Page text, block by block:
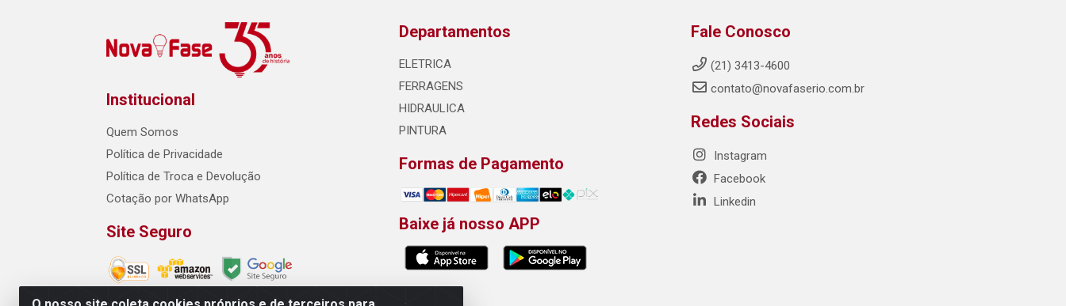
Institucional
Quem Somos
Política de Privacidade
Política de Troca e Devolução
Cotação por WhatsApp
Site Seguro
Departamentos
ELETRICA
FERRAGENS
HIDRAULICA
PINTURA
Formas de Pagamento
Baixe já nosso APP
Fale Conosco
(21) 3413-4600
contato@novafaserio.com.br
Redes Sociais
Instagram
Facebook
Linkedin